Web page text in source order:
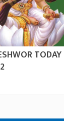
TODAY